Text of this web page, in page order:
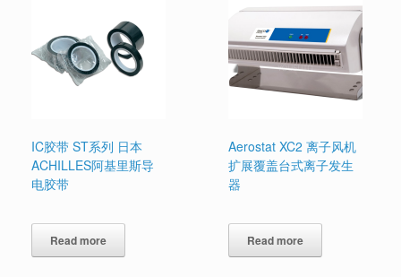
IC胶带 ST系列 日本
ACHILLES阿基里斯导
电胶带
Read more
Aerostat XC2 离子风机
扩展覆盖台式离子发生
器
Read more